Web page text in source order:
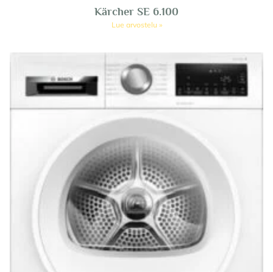
Kärcher SE 6.100
Lue arvostelu »